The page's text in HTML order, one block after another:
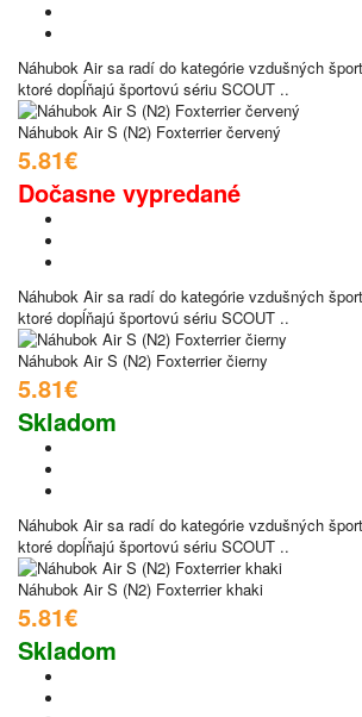
Náhubok Air sa radí do kategórie vzdušných
ktoré dopĺňajú športovú sériu SCOUT ..
Náhubok Air S (N2) Foxterrier červený
5.81€
Dočasne vypredané
Náhubok Air sa radí do kategórie vzdušných
ktoré dopĺňajú športovú sériu SCOUT ..
Náhubok Air S (N2) Foxterrier čierny
5.81€
Skladom
Náhubok Air sa radí do kategórie vzdušných
ktoré dopĺňajú športovú sériu SCOUT ..
Náhubok Air S (N2) Foxterrier khaki
5.81€
Skladom